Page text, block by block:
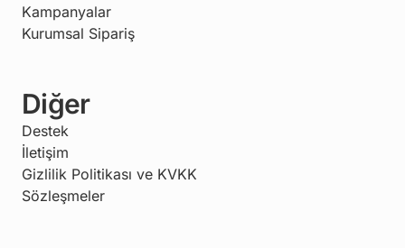
Kampanyalar
Kurumsal Sipariş
Diğer
Destek
İletişim
Gizlilik Politikası ve KVKK
Sözleşmeler